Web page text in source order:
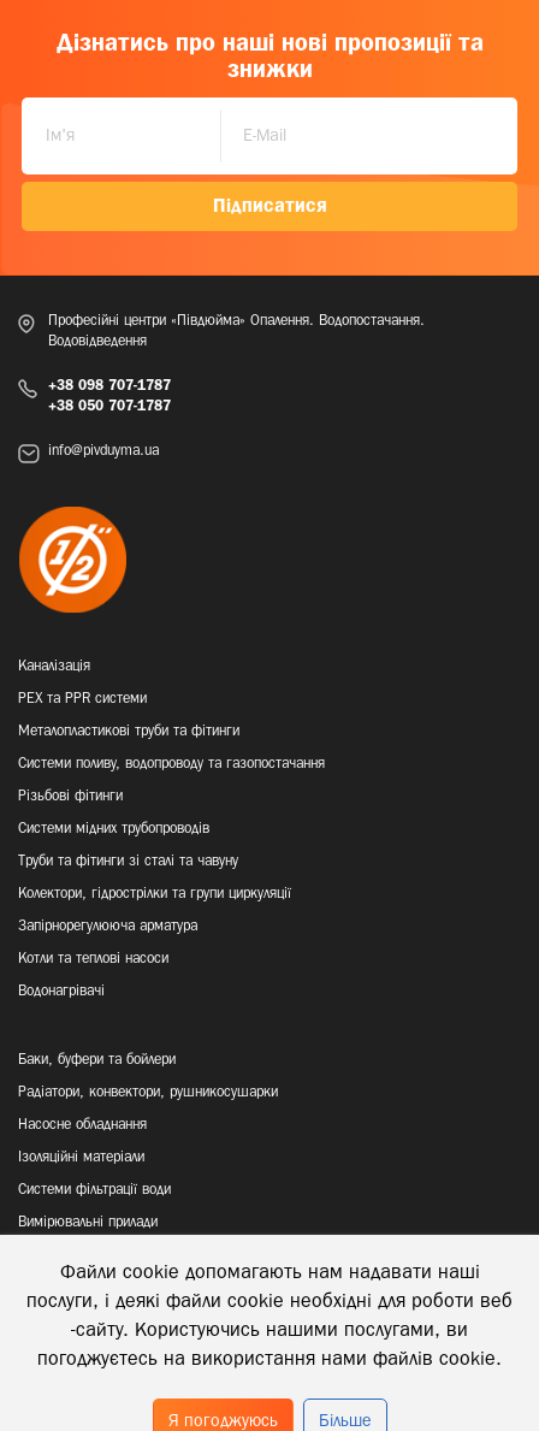
Файли cookie допомагають нам надавати наші
послуги, і деякі файли cookie необхідні для роботи веб
-сайту. Користуючись нашими послугами, ви
погоджуєтесь на використання нами файлів cookie.
Я погоджуюсь Більше
Дізнатись про наші нові пропозиції та
знижки
Підписатися
Професійні центри «Півдюйма» Опалення. Водопостачання.
Водовідведення
+38 098 707-1787
+38 050 707-1787
info@pivduyma.ua
Каналізація
PEX та PPR системи
Металопластикові труби та фітинги
Системи поливу, водопроводу та газопостачання
Різьбові фітинги
Системи мідних трубопроводів
Труби та фітинги зі сталі та чавуну
Колектори, гідрострілки та групи циркуляції
Запірнорегулююча арматура
Котли та теплові насоси
Водонагрівачі
Баки, буфери та бойлери
Радіатори, конвектори, рушникосушарки
Насосне обладнання
Ізоляційні матеріали
Системи фільтрації води
Вимірювальні прилади
Політика конфіденційності
Відправка та повернення товару